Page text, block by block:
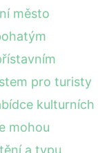
město
pro turisty
kulturních
mohou